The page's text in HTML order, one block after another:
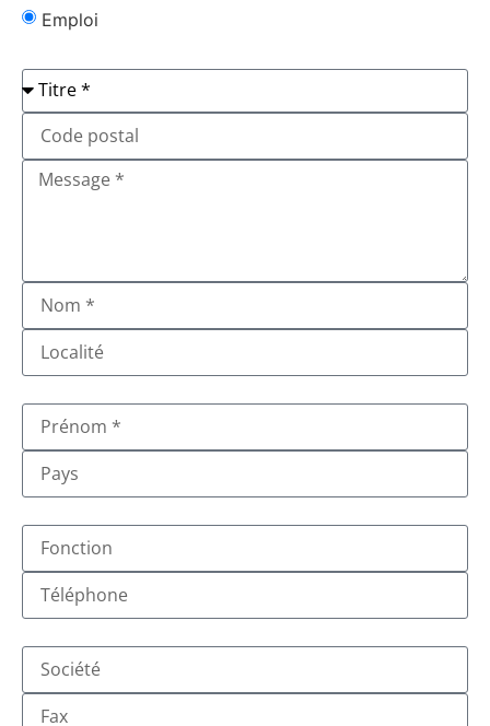
Emploi